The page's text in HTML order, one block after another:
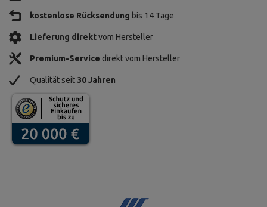
kostenlose Rücksendung bis 14 Tage
Lieferung direktvom Hersteller
Premium-Service direkt vom Hersteller
Qualität seit 30 Jahren